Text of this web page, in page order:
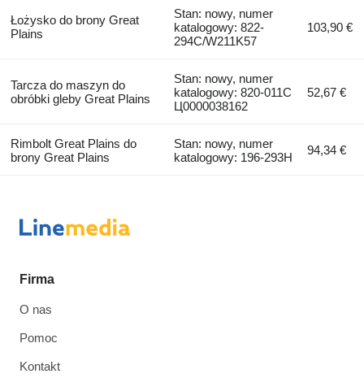
Łożysko do brony Great
Plains
Stan: nowy, numer
katalogowy: 822-
294C/W211K57
103,90 €
Tarcza do maszyn do
obróbki gleby Great Plains
Stan: nowy, numer
katalogowy: 820-011C
Ц0000038162
52,67 €
Rimbolt Great Plains do
brony Great Plains
Stan: nowy, numer
katalogowy: 196-293H
94,34 €
Firma
O nas
Pomoc
Kontakt